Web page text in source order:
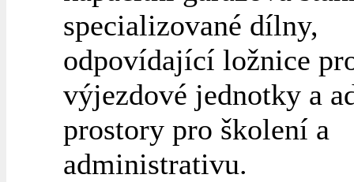
specializované dílny,
odpovídající ložnice
výjezdové jednotky a
prostory pro školení a
administrativu.